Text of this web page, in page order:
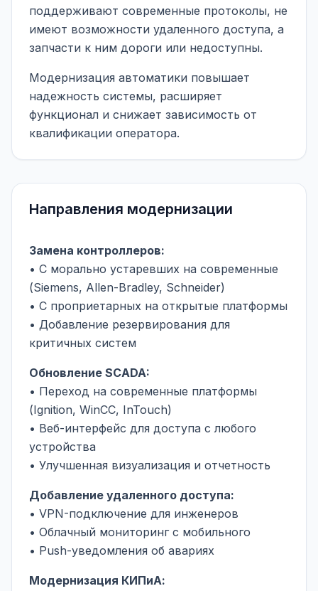
поддерживают современные протоколы, не
имеют возможности удаленного доступа, а
запчасти к ним дороги или недоступны.
Модернизация автоматики повышает
надежность системы, расширяет
функционал и снижает зависимость от
квалификации оператора.
Направления модернизации
Замена контроллеров:
• С морально устаревших на современные
(Siemens, Allen-Bradley, Schneider)
• С проприетарных на открытые платформы
• Добавление резервирования для
критичных систем
Обновление SCADA:
• Переход на современные платформы
(Ignition, WinCC, InTouch)
• Веб-интерфейс для доступа с любого
устройства
• Улучшенная визуализация и отчетность
Добавление удаленного доступа:
• VPN-подключение для инженеров
• Облачный мониторинг с мобильного
• Push-уведомления об авариях
Модернизация КИПиА: